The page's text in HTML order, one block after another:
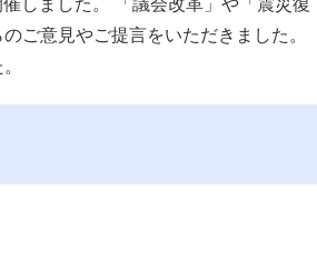
しました。 「議会改革」や「震災復
ご意見やご提言をいただきました。